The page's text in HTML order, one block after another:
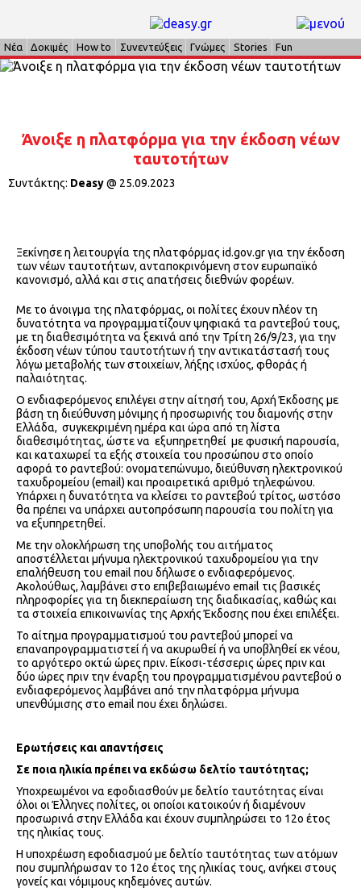
Νέα Δοκιμές How to Συνεντεύξεις Γνώμες Stories Fun
Άνοιξε η πλατφόρμα για την έκδοση νέων
ταυτοτήτων
Συντάκτης: Deasy@ 25.09.2023
Ξεκίνησε η λειτουργία της πλατφόρμας id.gov.gr για την έκδοση
των νέων ταυτοτήτων, ανταποκρινόμενη στον ευρωπαϊκό
κανονισμό, αλλά και στις απατήσεις διεθνών φορέων.
Με το άνοιγμα της πλατφόρμας, οι πολίτες έχουν πλέον τη
δυνατότητα να προγραμματίζουν ψηφιακά τα ραντεβού τους,
με τη διαθεσιμότητα να ξεκινά από την Τρίτη 26/9/23, για την
έκδοση νέων τύπου ταυτοτήτων ή την αντικατάστασή τους
λόγω μεταβολής των στοιχείων, λήξης ισχύος, φθοράς ή
παλαιότητας.
Ο ενδιαφερόμενος επιλέγει στην αίτησή του, Αρχή Έκδοσης με
βάση τη διεύθυνση μόνιμης ή προσωρινής του διαμονής στην
Ελλάδα, συγκεκριμένη ημέρα και ώρα από τη λίστα
διαθεσιμότητας, ώστε να εξυπηρετηθεί με φυσική παρουσία,
και καταχωρεί τα εξής στοιχεία του προσώπου στο οποίο
αφορά το ραντεβού: ονοματεπώνυμο, διεύθυνση ηλεκτρονικού
ταχυδρομείου (email) και προαιρετικά αριθμό τηλεφώνου.
Υπάρχει η δυνατότητα να κλείσει το ραντεβού τρίτος, ωστόσο
θα πρέπει να υπάρχει αυτοπρόσωπη παρουσία του πολίτη για
να εξυπηρετηθεί.
Με την ολοκλήρωση της υποβολής του αιτήματος
αποστέλλεται μήνυμα ηλεκτρονικού ταχυδρομείου για την
επαλήθευση του email που δήλωσε ο ενδιαφερόμενος.
Ακολούθως, λαμβάνει στο επιβεβαιωμένο email τις βασικές
πληροφορίες για τη διεκπεραίωση της διαδικασίας, καθώς και
τα στοιχεία επικοινωνίας της Αρχής Έκδοσης που έχει επιλέξει.
Το αίτημα προγραμματισμού του ραντεβού μπορεί να
επαναπρογραμματιστεί ή να ακυρωθεί ή να υποβληθεί εκ νέου,
το αργότερο οκτώ ώρες πριν. Είκοσι-τέσσερις ώρες πριν και
δύο ώρες πριν την έναρξη του προγραμματισμένου ραντεβού ο
ενδιαφερόμενος λαμβάνει από την πλατφόρμα μήνυμα
υπενθύμισης στο email που έχει δηλώσει.
Ερωτήσεις και απαντήσεις
Σε ποια ηλικία πρέπει να εκδώσω δελτίο ταυτότητας;
Υποχρεωμένοι να εφοδιασθούν με δελτίο ταυτότητας είναι
όλοι οι Έλληνες πολίτες, οι οποίοι κατοικούν ή διαμένουν
προσωρινά στην Ελλάδα και έχουν συμπληρώσει το 12ο έτος
της ηλικίας τους.
Η υποχρέωση εφοδιασμού με δελτίο ταυτότητας των ατόμων
που συμπλήρωσαν το 12ο έτος της ηλικίας τους, ανήκει στους
γονείς και νόμιμους κηδεμόνες αυτών.